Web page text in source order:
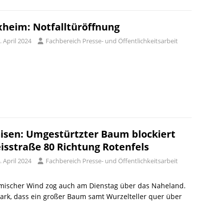
Notfalltüröffnung
April 2024
Fachbereich Presse- und Öffentlichkeitsarbeit
Umgestürtzter Baum blockiert
80 Richtung Rotenfels
April 2024
Fachbereich Presse- und Öffentlichkeitsarbeit
Wind zog auch am Dienstag über das Naheland.
dass ein großer Baum samt Wurzelteller quer über